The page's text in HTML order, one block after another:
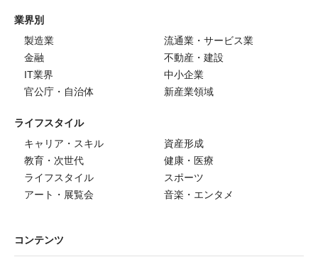
業界別
製造業
流通業・サービス業
金融
不動産・建設
IT業界
中小企業
官公庁・自治体
新産業領域
ライフスタイル
キャリア・スキル
資産形成
教育・次世代
健康・医療
ライフスタイル
スポーツ
アート・展覧会
音楽・エンタメ
コンテンツ